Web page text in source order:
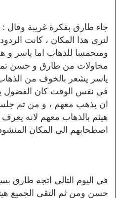
جاء طارق بفكرة غريبة وقال
لنرى هذا المكان ، كانت
ومتحمسا للذهاب اما ياسر و
محاولات من طارق و حسن
ياسر يشعر بالخوف من
في نفس الوقت كان الفضول
ان يذهب معهم ، و من ثم جلس
هيثم بالذهاب معهم لانه
اصطحابهم الى المكان
في اليوم التالي اتجه طارق
حسن ومن ثم التقى الجميع